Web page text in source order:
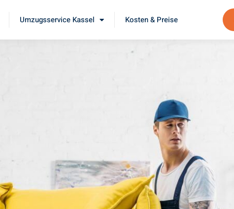
Umzugsservice Kassel Kosten & Preise